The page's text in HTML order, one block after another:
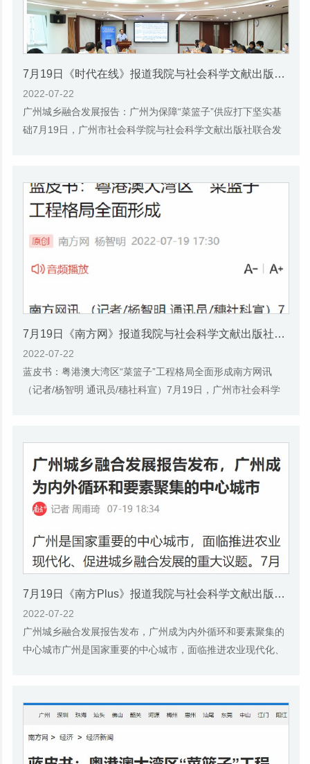
7月19日《时代在线》报道我院与社会科学文献出版社联合发布《广州蓝皮书：广州城乡融合发展报告(2022)》的媒体文章
2022-07-22
广州城乡融合发展报告：广州为保障“菜篮子”供应打下坚实基
础7月19日，广州市社会科学院与社会科学文献出版社联合发
7月19日《南方网》报道我院与社会科学文献出版社联合发布《广州蓝皮书：广州城乡融合发展报告(2022)》的媒体文章
2022-07-22
蓝皮书：粤港澳大湾区“菜篮子”工程格局全面形成南方网讯
（记者/杨智明 通讯员/穗社科宣）7月19日，广州市社会科学
7月19日《南方Plus》报道我院与社会科学文献出版社联合发布《广州蓝皮书：广州城乡融合发展报告(2022)》的媒体文章
2022-07-22
广州城乡融合发展报告发布，广州成为内外循环和要素聚集的
中心城市广州是国家重要的中心城市，面临推进农业现代化、